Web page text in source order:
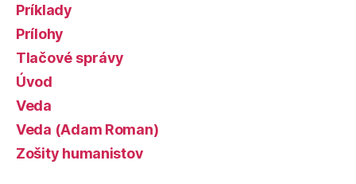
Príklady
Prílohy
Tlačové správy
Úvod
Veda
Veda (Adam Roman)
Zošity humanistov